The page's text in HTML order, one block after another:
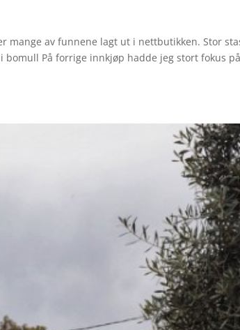
mange av funnene lagt ut i nettbutikken. Stor
På forrige innkjøp hadde jeg stort fokus